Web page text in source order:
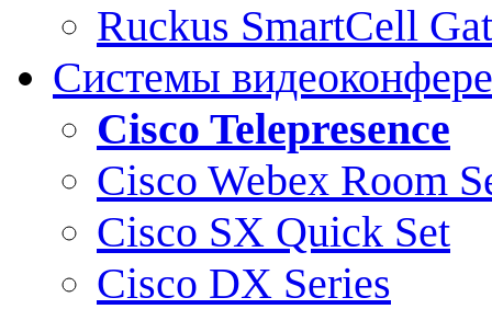
Ruckus SmartCell
Системы
Cisco Telepresence
Cisco Webex Room
Cisco SX Quick Set
Cisco DX Series